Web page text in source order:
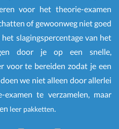
voor het theorie-examen
of gewoonweg niet goed
slagingspercentage van het
door je op een snelle,
voor te bereiden zodat je een
we niet alleen door allerlei
te verzamelen, maar
en leer pakketten.